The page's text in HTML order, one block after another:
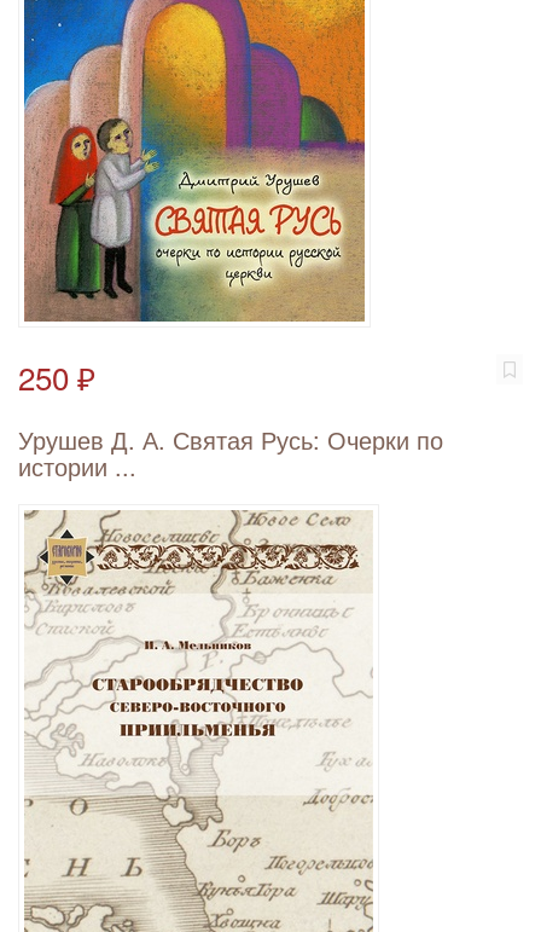
250 ₽
Урушев Д. А. Святая Русь: Очерки по
истории ...